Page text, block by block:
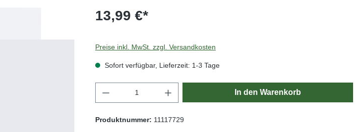
13,99 €*
Preise inkl. MwSt. zzgl. Versandkosten
Sofort verfügbar, Lieferzeit: 1-3 Tage
Produkt Anzahl: Gib den gewünschten Wert ein
In den Warenkorb
Produktnummer: 11117729